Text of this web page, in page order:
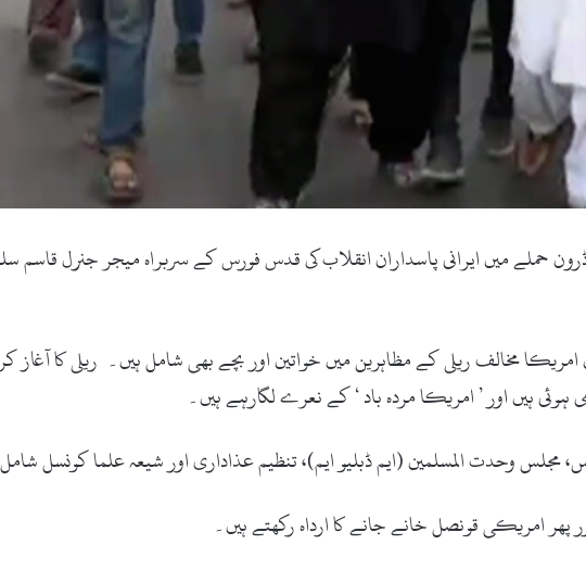
اور اسلام آباد میں 2 روز قبل امریکی ڈرون حملے میں ایرانی پاسداران انقلاب کی قدس فورس کے سربراہ میجر جنرل
مخالف ریلی کے مظاہرین میں خواتین اور بچے بھی شامل ہیں۔ ریلی کا آغاز
مجلس وحدت المسلمین (ایم ڈبلیو ایم)، تنظیم عذاداری اور شیعہ علما کونسل
امریکی قونصل خانے جانے کا ارداہ رکھتے ہیں۔